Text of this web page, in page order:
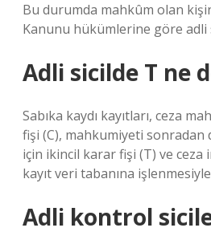
Bu durumda mahkûm olan
Kanunu hükümlerine göre adli
Adli sicilde T ne
Sabıka kaydı kayıtları, ceza
fişi (C), mahkumiyeti
için ikincil karar fişi (T) ve ceza
kayıt veri tabanına
Adli kontrol